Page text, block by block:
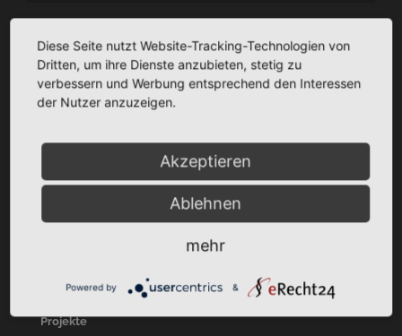
GEOTOP
Ingenieurvermessung und Architekturvermessung - CAD-
Planungssupport - Dokumentation
Liegenschaftsmanagement
SITEMAP
Unsere Leistungen
Projekte
Diese Seite nutzt Website-Tracking-Technologien von
Dritten, um ihre Dienste anzubieten, stetig zu
verbessern und Werbung entsprechend den Interessen
der Nutzer anzuzeigen.
Akzeptieren
Ablehnen
mehr
Powered by &